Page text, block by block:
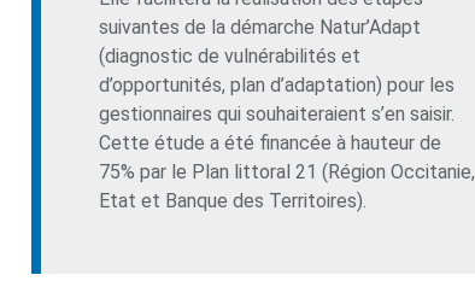
suivantes de la démarche Natur’Adapt
(diagnostic de vulnérabilités et
d’opportunités, plan d’adaptation) pour les
gestionnaires qui souhaiteraient s’en saisir.
Cette étude a été financée à hauteur de
75% par le Plan littoral 21 (Région Occitanie,
Etat et Banque des Territoires).